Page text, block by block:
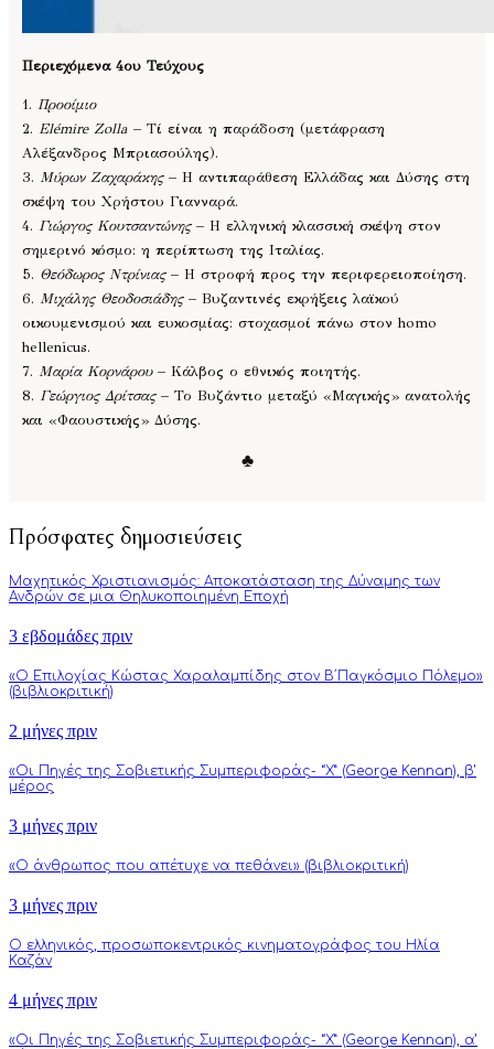
Περιεχόμενα 4ου Τεύχους
1. Προοίμιο
2. Elémire Zolla – Τί είναι η παράδοση (μετάφραση
Αλέξανδρος Μπριασούλης).
3. Μύρων Ζαχαράκης– Η αντιπαράθεση Ελλάδας και Δύσης στη
σκέψη του Χρήστου Γιανναρά.
4. Γιώργος Κουτσαντώνης– Η ελληνική κλασσική σκέψη στον
σημερινό κόσμο: η περίπτωση της Ιταλίας.
5. Θεόδωρος Ντρίνιας– Η στροφή προς την περιφερειοποίηση.
6. Μιχάλης Θεοδοσιάδης– Βυζαντινές εκρήξεις λαϊκού
οικουμενισμού και ευκοσμίας: στοχασμοί πάνω στον homo
hellenicus.
7. Μαρία Κορνάρου– Κάλβος ο εθνικός ποιητής.
8. Γεώργιος Δρίτσας– Το Βυζάντιο μεταξύ «Μαγικής» ανατολής
και «Φαουστικής» Δύσης.
♣
Πρόσφατες δημοσιεύσεις
Μαχητικός Χριστιανισμός: Αποκατάσταση της Δύναμης των
Ανδρών σε μια Θηλυκοποιημένη Εποχή
3 εβδομάδες πριν
«Ο Επιλοχίας Κώστας Χαραλαμπίδης στον Β΄Παγκόσμιο Πόλεμο»
(βιβλιοκριτική)
2 μήνες πριν
«Οι Πηγές της Σοβιετικής Συμπεριφοράς- “Χ” (George Kennan), β’
μέρος
3 μήνες πριν
«Ο άνθρωπος που απέτυχε να πεθάνει» (βιβλιοκριτική)
3 μήνες πριν
Ο ελληνικός, προσωποκεντρικός κινηματογράφος του Ηλία
Καζάν
4 μήνες πριν
«Οι Πηγές της Σοβιετικής Συμπεριφοράς- “Χ” (George Kennan), α’